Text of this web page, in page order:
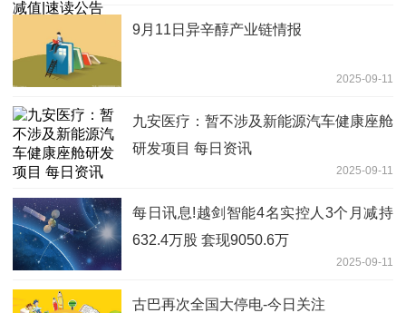
9月11日异辛醇产业链情报
2025-09-11
九安医疗：暂不涉及新能源汽车健康座舱
研发项目 每日资讯
2025-09-11
每日讯息!越剑智能4名实控人3个月减持
632.4万股 套现9050.6万
2025-09-11
古巴再次全国大停电-今日关注